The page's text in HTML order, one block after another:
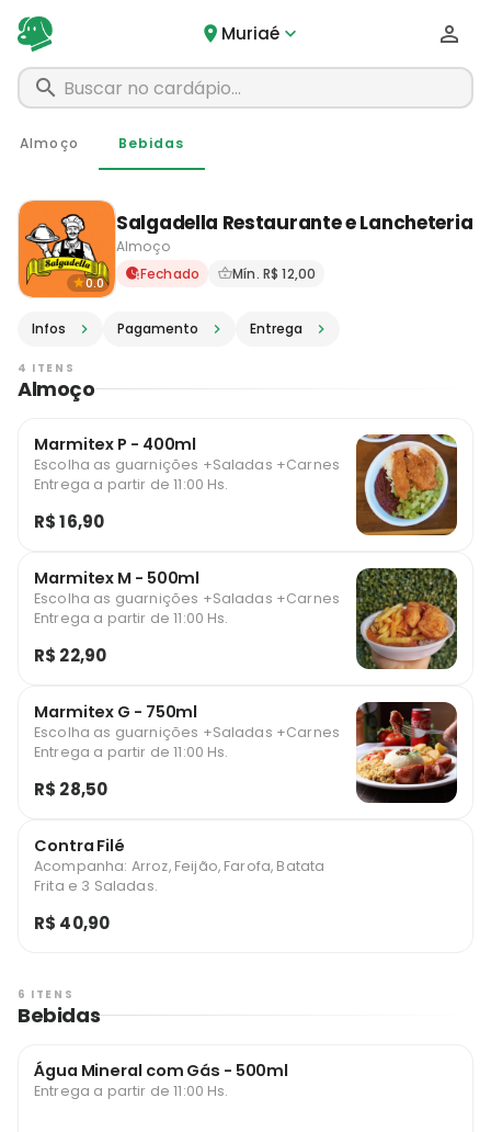
Muriaé
0.0
Salgadella Restaurante e Lancheteria
Almoço
Delivery em Muriaé - MG ·
Fechado Mín. R$ 12,00
Infos Pagamento Entrega
Almoço Bebidas
4 ITENS
Almoço
Marmitex P - 400ml
Escolha as guarnições +Saladas +Carnes
Entrega a partir de 11:00 Hs.
R$ 16,90
Marmitex M - 500ml
Escolha as guarnições +Saladas +Carnes
Entrega a partir de 11:00 Hs.
R$ 22,90
Marmitex G - 750ml
Escolha as guarnições +Saladas +Carnes
Entrega a partir de 11:00 Hs.
R$ 28,50
Contra Filé
Acompanha: Arroz, Feijão, Farofa, Batata
Frita e 3 Saladas.
R$ 40,90
6 ITENS
Bebidas
Água Mineral com Gás - 500ml
Entrega a partir de 11:00 Hs.